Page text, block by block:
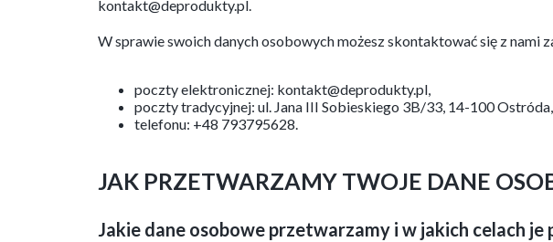
kontakt@deprodukty.pl.
W sprawie swoich danych osobowych możesz skontaktować się z nami
poczty elektronicznej: kontakt@deprodukty.pl,
poczty tradycyjnej: ul. Jana III Sobieskiego 3B/33, 14-100 Ostróda,
telefonu: +48 793795628.
JAK PRZETWARZAMY TWOJE DANE
Jakie dane osobowe przetwarzamy i w jakich celach je